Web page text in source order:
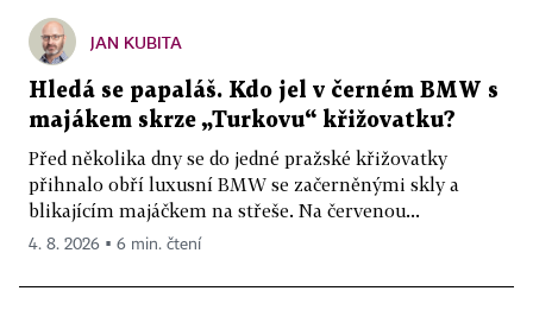
JAN KUBITA
Hledá se papaláš. Kdo jel v černém BMW s
majákem skrze „Turkovu“ křižovatku?
Před několika dny se do jedné pražské křižovatky
přihnalo obří luxusní BMW se začerněnými skly a
blikajícím majáčkem na střeše. Na červenou...
4. 8. 2026 ▪ 6 min. čtení